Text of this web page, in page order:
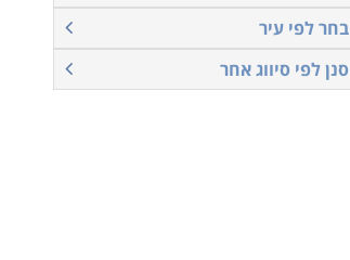
בחר לפי עיר
סנן לפי סיווג אחר